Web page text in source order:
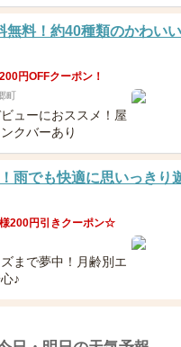
無料！約40種類のかわい
円OFFクーポン！
町
ューにおススメ！屋
クバーあり
雨でも快適に思いっきり
200円引きクーポン☆
まで夢中！月齢別エ
♪